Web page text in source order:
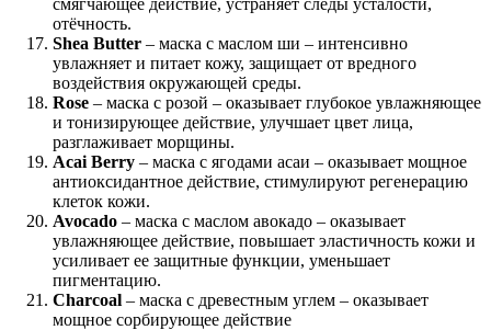
отёчность.
Shea Butter – маска с маслом ши – интенсивно
увлажняет и питает кожу, защищает от вредного
воздействия окружающей среды.
Rose – маска с розой – оказывает глубокое увлажняющее
и тонизирующее действие, улучшает цвет лица,
разглаживает морщины.
Acai Berry – маска с ягодами асаи – оказывает мощное
антиоксидантное действие, стимулируют регенерацию
клеток кожи.
Avocado – маска с маслом авокадо – оказывает
увлажняющее действие, повышает эластичность кожи и
усиливает ее защитные функции, уменьшает
пигментацию.
Charcoal – маска с древестным углем – оказывает
мощное сорбирующее действие